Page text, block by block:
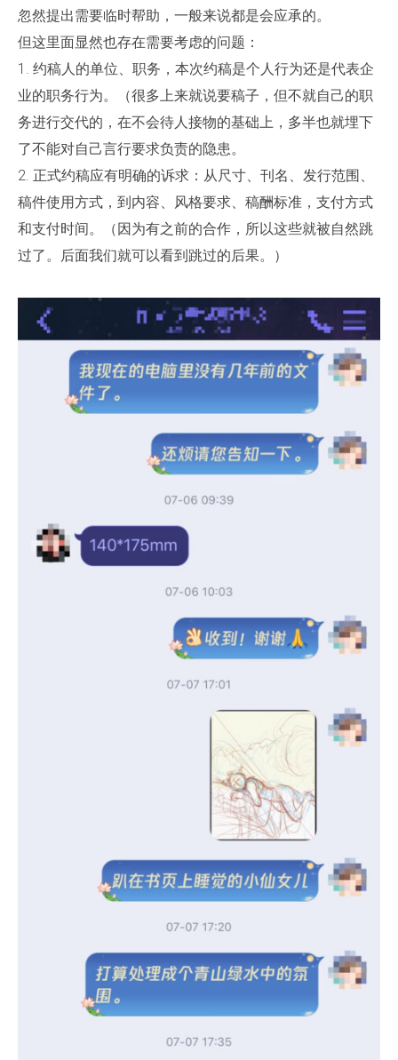
忽然提出需要临时帮助，一般来说都是会应承的。
但这里面显然也存在需要考虑的问题：
1. 约稿人的单位、职务，本次约稿是个人行为还是代表企
业的职务行为。（很多上来就说要稿子，但不就自己的职
务进行交代的，在不会待人接物的基础上，多半也就埋下
了不能对自己言行要求负责的隐患。
2. 正式约稿应有明确的诉求：从尺寸、刊名、发行范围、
稿件使用方式，到内容、风格要求、稿酬标准，支付方式
和支付时间。（因为有之前的合作，所以这些就被自然跳
过了。后面我们就可以看到跳过的后果。）